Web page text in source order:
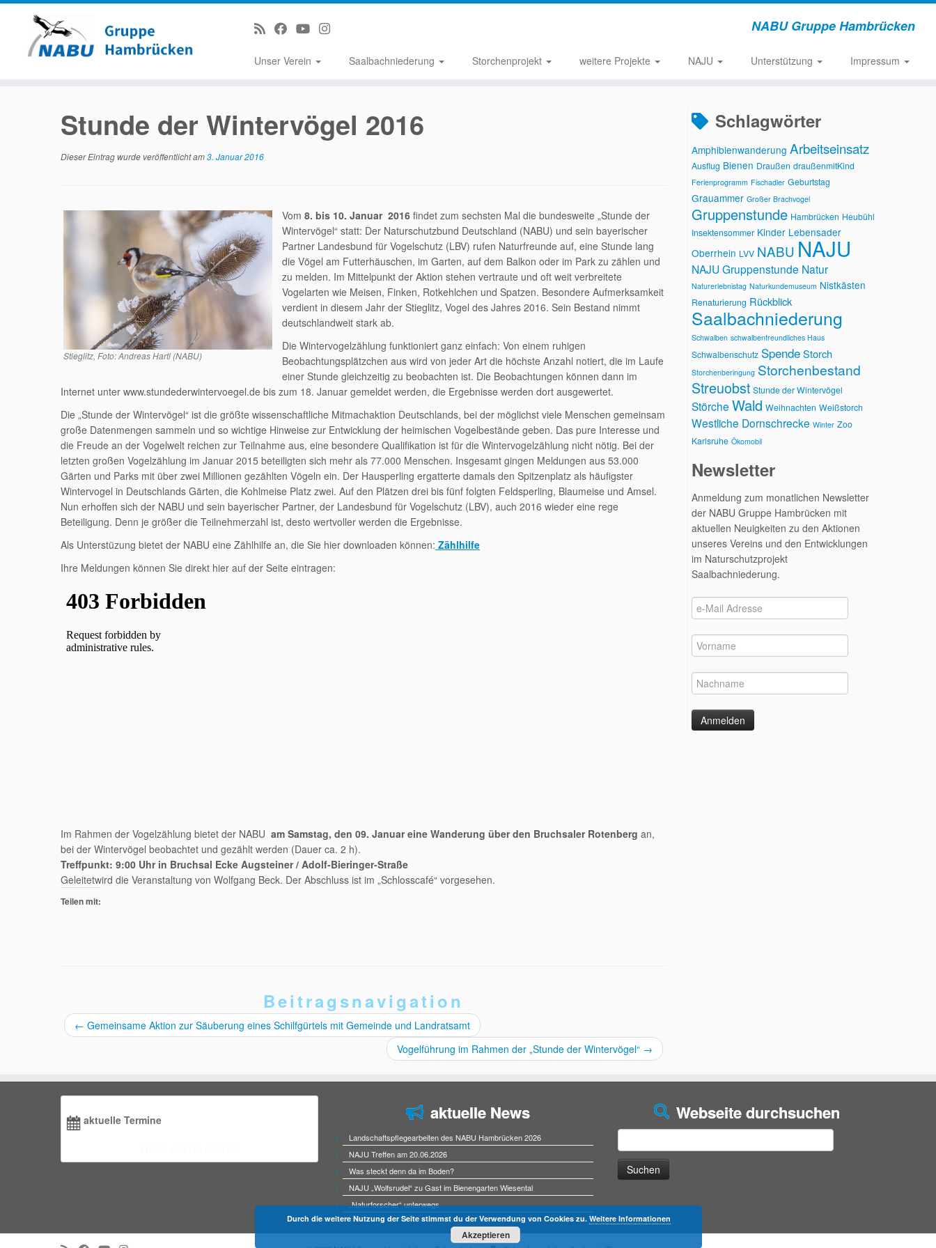
NABU Gruppe Hambrücken
Unser Verein Saalbachniederung Storchenprojekt weitere Projekte NAJU Unterstützung Impressum
Stunde der Wintervögel 2016
Dieser Eintrag wurde veröffentlicht am3. Januar 2016
Stieglitz, Foto: Andreas Hartl (NABU)
Vom 8. bis 10. Januar 2016 findet zum sechsten Mal die bundesweite „Stunde der
Wintervögel“ statt: Der Naturschutzbund Deutschland (NABU) und sein bayerischer
Partner Landesbund für Vogelschutz (LBV) rufen Naturfreunde auf, eine Stunde lang
die Vögel am Futterhäuschen, im Garten, auf dem Balkon oder im Park zu zählen und
zu melden. Im Mittelpunkt der Aktion stehen vertraute und oft weit verbreitete
Vogelarten wie Meisen, Finken, Rotkehlchen und Spatzen. Besondere Aufmerksamkeit
verdient in diesem Jahr der Stieglitz, Vogel des Jahres 2016. Sein Bestand nimmt
deutschlandweit stark ab.
Die Wintervogelzählung funktioniert ganz einfach: Von einem ruhigen
Beobachtungsplätzchen aus wird von jeder Art die höchste Anzahl notiert, die im Laufe
einer Stunde gleichzeitig zu beobachten ist. Die Beobachtungen können dann im
Internet unter www.stundederwintervoegel.de bis zum 18. Januar gemeldet werden, die Ergebnisse werden dort ausgewertet.
Die „Stunde der Wintervögel“ ist die größte wissenschaftliche Mitmachaktion Deutschlands, bei der möglichst viele Menschen gemeinsam
große Datenmengen sammeln und so wichtige Hinweise zur Entwicklung der heimischen Vogelbestände geben. Das pure Interesse und
die Freude an der Vogelwelt reichen zur Teilnahme aus, eine besondere Qualifikation ist für die Wintervogelzählung nicht nötig. Bei der
letzten großen Vogelzählung im Januar 2015 beteiligten sich mehr als 77.000 Menschen. Insgesamt gingen Meldungen aus 53.000
Gärten und Parks mit über zwei Millionen gezählten Vögeln ein. Der Hausperling ergatterte damals den Spitzenplatz als häufigster
Wintervogel in Deutschlands Gärten, die Kohlmeise Platz zwei. Auf den Plätzen drei bis fünf folgten Feldsperling, Blaumeise und Amsel.
Nun erhoffen sich der NABU und sein bayerischer Partner, der Landesbund für Vogelschutz (LBV), auch 2016 wieder eine rege
Beteiligung. Denn je größer die Teilnehmerzahl ist, desto wertvoller werden die Ergebnisse.
Als Unterstüzung bietet der NABU eine Zählhilfe an, die Sie hier downloaden können: Zählhilfe
Ihre Meldungen können Sie direkt hier auf der Seite eintragen:
Im Rahmen der Vogelzählung bietet der NABU am Samstag, den 09. Januar eine Wanderung über den Bruchsaler Rotenberg an,
bei der Wintervögel beobachtet und gezählt werden (Dauer ca. 2 h).
Treffpunkt: 9:00 Uhr in Bruchsal Ecke Augsteiner / Adolf-Bieringer-Straße
Geleitetwird die Veranstaltung von Wolfgang Beck. Der Abschluss ist im „Schlosscafé“ vorgesehen.
Teilen mit:
Beitragsnavigation
← Gemeinsame Aktion zur Säuberung eines Schilfgürtels mit Gemeinde und Landratsamt
Vogelführung im Rahmen der „Stunde der Wintervögel“ →
Schlagwörter
Amphibienwanderung Arbeitseinsatz
Ausflug Bienen Draußen draußenmitKind
Ferienprogramm Fischadler Geburtstag
Grauammer Großer Brachvogel
Gruppenstunde Hambrücken Heubühl
Insektensommer Kinder Lebensader
Oberrhein LVV NABU NAJU
NAJU Gruppenstunde Natur
Naturerlebnistag Naturkundemuseum Nistkästen
Renaturierung Rückblick
Saalbachniederung
Schwalben schwalbenfreundliches Haus
Schwalbenschutz SpendeStorch
Storchenberingung Storchenbestand
Streuobst Stunde der Wintervögel
Störche Wald Weihnachten Weißstorch
Westliche Dornschrecke Winter Zoo
Karlsruhe Ökomobil
Newsletter
Anmeldung zum monatlichen Newsletter
der NABU Gruppe Hambrücken mit
aktuellen Neuigkeiten zu den Aktionen
unseres Vereins und den Entwicklungen
im Naturschutzprojekt
Saalbachniederung.
aktuelle Termine aktuelle News
Landschaftspflegearbeiten des NABU Hambrücken 2026
NAJU Treffen am 20.06.2026
Was steckt denn da im Boden?
NAJU „Wolfsrudel“ zu Gast im Bienengarten Wiesental
„Naturforscher“ unterwegs
Webseite durchsuchen
nach:
Durch die weitere Nutzung der Seite stimmst du der Verwendung von Cookies zu. Weitere Informationen
Akzeptieren